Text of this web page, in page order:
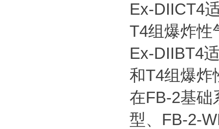
Ex-DIICT4
T4组爆炸
Ex-DIIBT4
和T4组爆
在FB-2基础
型、FB-2-